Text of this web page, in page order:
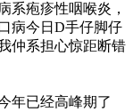
系疱疹性咽喉炎，
病今日D手仔脚仔
仲系担心惊距断错
年已经高峰期了